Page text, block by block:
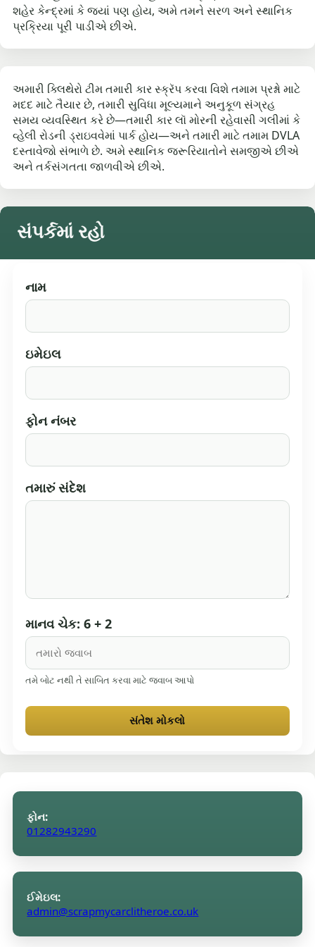
શહેર કેન્દ્રમાં કે જ્યાં પણ હોય, અમે તમને સરળ અને સ્થાનિક
પ્રક્રિયા પૂરી પાડીએ છીએ.
અમારી ક્લિથેરો ટીમ તમારી કાર સ્ક્રૅપ કરવા વિશે તમામ પ્રશ્નો માટે
મદદ માટે તૈયાર છે, તમારી સુવિધા મૂલ્યમાને અનુકૂળ સંગ્રહ
સમય વ્યવસ્થિત કરે છે—તમારી કાર લૉ મોરની રહેવાસી ગલીમાં કે
વ્હેલી રોડની ડ્રાઇવવેમાં પાર્ક હોય—અને તમારી માટે તમામ DVLA
દસ્તાવેજો સંભાળે છે. અમે સ્થાનિક જરૂરિયાતોને સમજીએ છીએ
અને તર્કસંગતતા જાળવીએ છીએ.
સંપર્કમાં રહો
નામ
ઇમેઇલ
ફોન નંબર
તમારું સંદેશ
માનવ ચેક: 6 + 2
તમે બોટ નથી તે સાબિત કરવા માટે જવાબ આપો
સંતેશ મોકલો
ફોન:
01282943290
ઈમેઇલ:
admin@scrapmycarclitheroe.co.uk